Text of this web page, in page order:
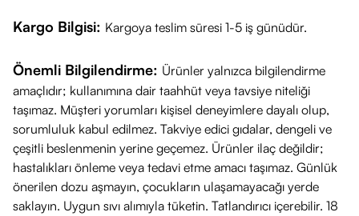
Kargo Bilgisi: Kargoya teslim süresi 1-5 iş günüdür.
Önemli Bilgilendirme: Ürünler yalnızca bilgilendirme
amaçlıdır; kullanımına dair taahhüt veya tavsiye niteliği
taşımaz. Müşteri yorumları kişisel deneyimlere dayalı olup,
sorumluluk kabul edilmez. Takviye edici gıdalar, dengeli ve
çeşitli beslenmenin yerine geçemez. Ürünler ilaç değildir;
hastalıkları önleme veya tedavi etme amacı taşımaz. Günlük
önerilen dozu aşmayın, çocukların ulaşamayacağı yerde
saklayın. Uygun sıvı alımıyla tüketin. Tatlandırıcı içerebilir. 18